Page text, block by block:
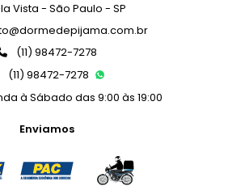
Vista - São Paulo - SP
(11) 98472-7278
(11) 98472-7278
à Sábado das 9:00 às 19:00
Enviamos